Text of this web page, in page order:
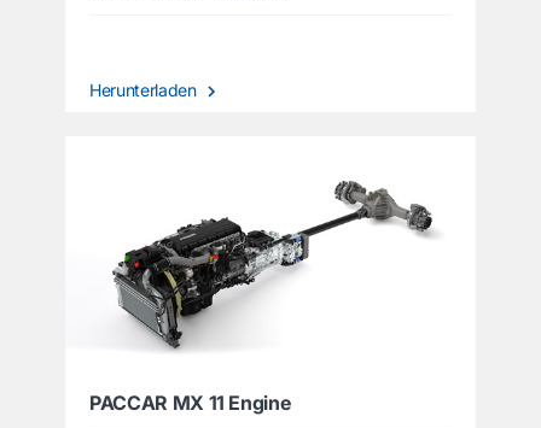
Herunterladen
PACCAR MX 11 Engine